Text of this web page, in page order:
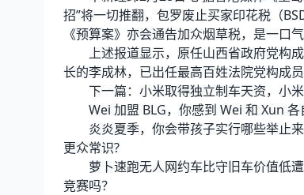
招”将一切推翻，包罗废止买家印花税（
《预算案》亦会通告加众烟草税，是一口气
上述报道显示，原任山西省政府党构成
长的李成林，已出任最高百姓法院党构成
下一篇：小米取得独立制车天资，小米
Wei 加盟 BLG，你感到 Wei 和 Xun 各
炎炎夏季，你会带孩子实行哪些举止来
更众常识?
萝卜速跑无人网约车比守旧车价值低遭
竞赛吗？